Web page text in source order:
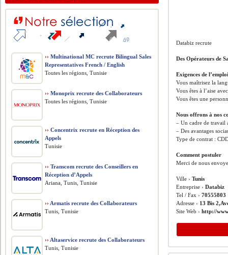
Databiz recrute
Des Opérateurs de
Exigences de
Vous maîtrisez la
Vous êtes à l’aise
Vous êtes une
Nous offrons à nos
– Un cadre de travail
– Des avantages
Type de contrat :
Comment postuler
Merci de nous
Ville ›Tunis
Entreprise ›Databiz
Tel / Fax ›70555803
Adresse › 13 Bis
Site Web ›http://
›› Multinational MC recrute Bilingual Sales
Representatives French / English
Toutes les régions, Tunisie
›› Monoprix recrute des Collaborateurs
Toutes les régions, Tunisie
›› Concentrix recrute en Réception des
Appels
Tunisie
›› Transcom recrute des Conseillers en
Réception d’Appels
Ariana, Tunis, Tunisie
›› Armatis recrute des Collaborateurs
Tunis, Tunisie
›› Altaservice recrute des Collaborateurs
Tunis, Tunisie